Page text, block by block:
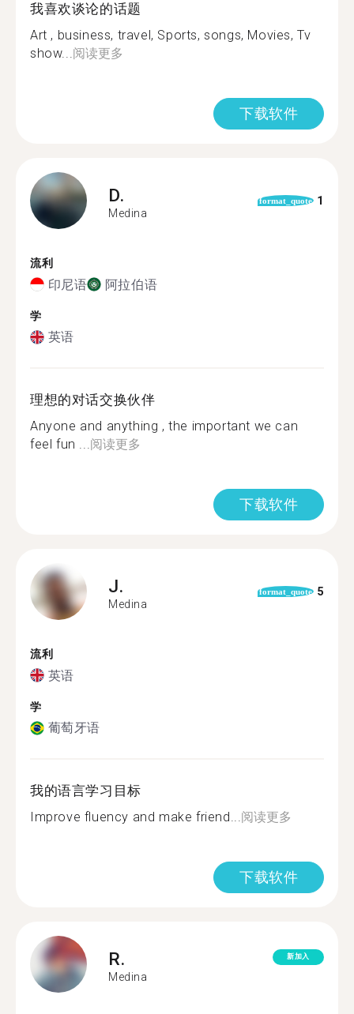
我喜欢谈论的话题
Art , business, travel, Sports, songs, Movies, Tv
show...阅读更多
下载软件
D.
Medina
format_quote 1
流利
印尼语 阿拉伯语
学
英语
理想的对话交换伙伴
Anyone and anything , the important we can
feel fun ...阅读更多
下载软件
J.
Medina
format_quote 5
流利
英语
学
葡萄牙语
我的语言学习目标
Improve fluency and make friend...阅读更多
下载软件
R.
Medina
新加入